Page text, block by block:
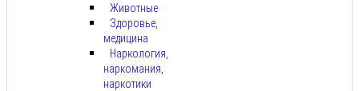
Животные
Здоровье,
медицина
Наркология,
наркомания,
наркотики